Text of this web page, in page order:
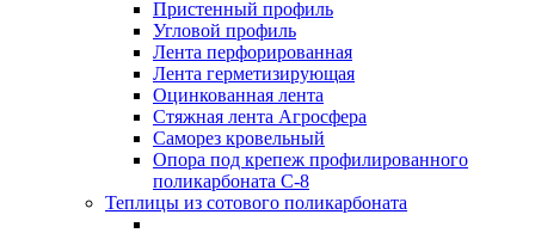
Пристенный профиль
Угловой профиль
Лента перфорированная
Лента герметизирующая
Оцинкованная лента
Стяжная лента Агросфера
Саморез кровельный
Опора под крепеж профилированного
поликарбоната С-8
Теплицы из сотового поликарбоната